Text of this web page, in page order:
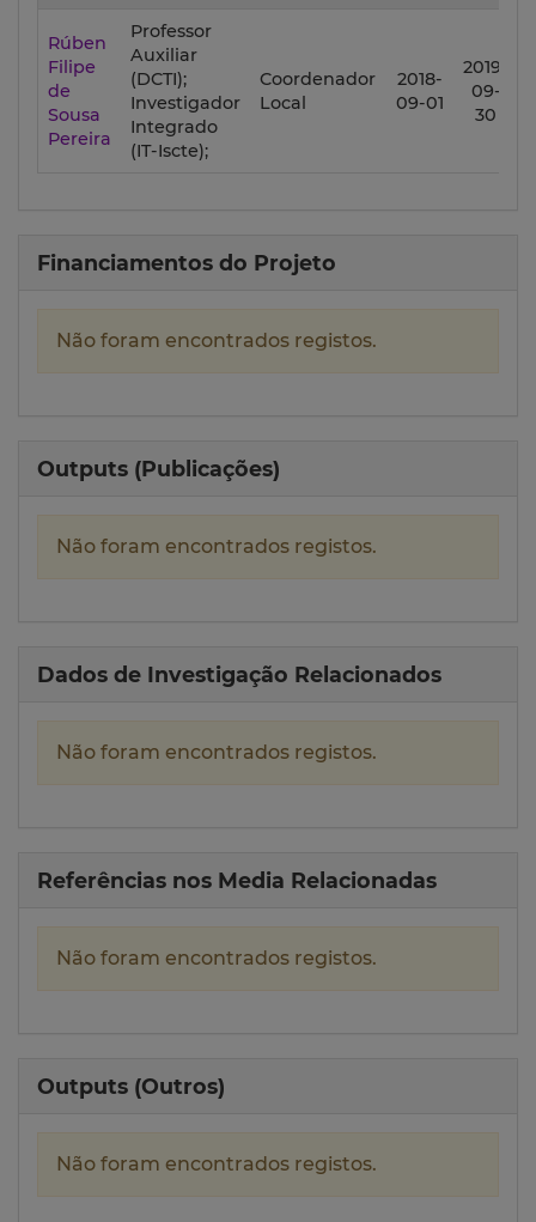
Rúben
Filipe
de
Sousa
Pereira
Professor
Auxiliar
(DCTI);
Investigador
Integrado
(IT-Iscte);
Coordenador
Local
2018-
09-01
2019-
09-
30
Financiamentos do Projeto
Não foram encontrados registos.
Outputs (Publicações)
Não foram encontrados registos.
Dados de Investigação Relacionados
Não foram encontrados registos.
Referências nos Media Relacionadas
Não foram encontrados registos.
Outputs (Outros)
Não foram encontrados registos.